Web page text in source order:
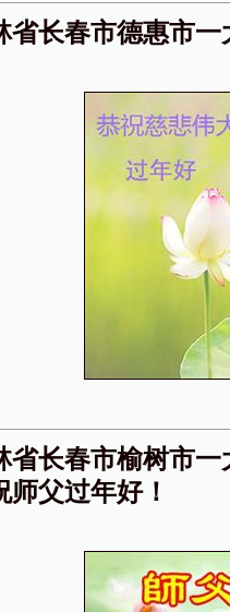
省长春市德惠市
省长春市榆树市
师父过年好！